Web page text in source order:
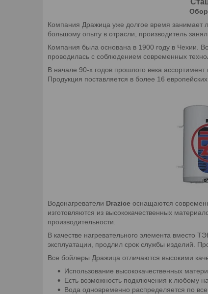
Компания Дражица уже долгое время занимает
большому опыту в отрасли, производитель
Компания была основана в 1900 году в Чехии.
проводилась с соблюдением современных
В начале 90-х годов прошлого века
Продукция поставляется в более 16
Водонагреватели Drazice оснащаются
изготовляются из высококачественных
производительности.
В качестве нагревательного элемента вместо
эксплуатации, продлил срок службы изделий.
Все бойлеры Дражица отличаются высокими
Использование высококачественных
Есть возможность подключения к любому
Вода одновременно распределяется по